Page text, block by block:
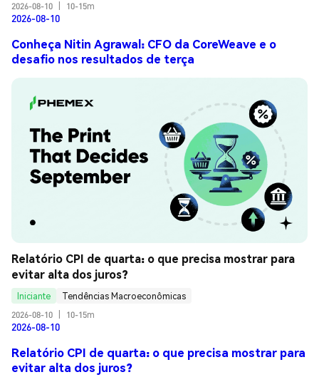
2026-08-10
10-15m
2026-08-10
Conheça Nitin Agrawal: CFO da CoreWeave e o
desafio nos resultados de terça
Relatório CPI de quarta: o que precisa mostrar para
evitar alta dos juros?
Iniciante
Tendências Macroeconômicas
2026-08-10
10-15m
2026-08-10
Relatório CPI de quarta: o que precisa mostrar para
evitar alta dos juros?